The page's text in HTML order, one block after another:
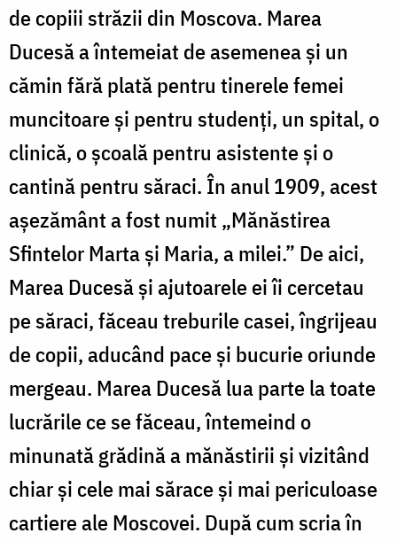
de copiii străzii din Moscova. Marea
Ducesă a întemeiat de asemenea și un
cămin fără plată pentru tinerele femei
muncitoare și pentru studenți, un spital, o
clinică, o școală pentru asistente și o
cantină pentru săraci. În anul 1909, acest
așezământ a fost numit „Mănăstirea
Sfintelor Marta și Maria, a milei.” De aici,
Marea Ducesă și ajutoarele ei îi cercetau
pe săraci, făceau treburile casei, îngrijeau
de copii, aducând pace și bucurie oriunde
mergeau. Marea Ducesă lua parte la toate
lucrările ce se făceau, întemeind o
minunată grădină a mănăstirii și vizitând
chiar și cele mai sărace și mai periculoase
cartiere ale Moscovei. După cum scria în